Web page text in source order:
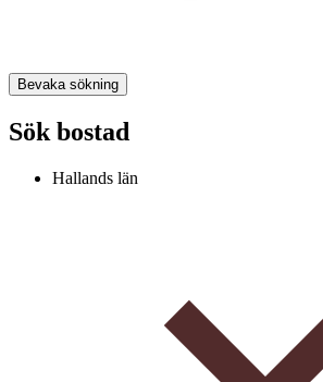
Bevaka sökning
Sök bostad
Hallands län